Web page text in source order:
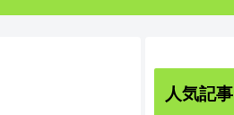
人気記事